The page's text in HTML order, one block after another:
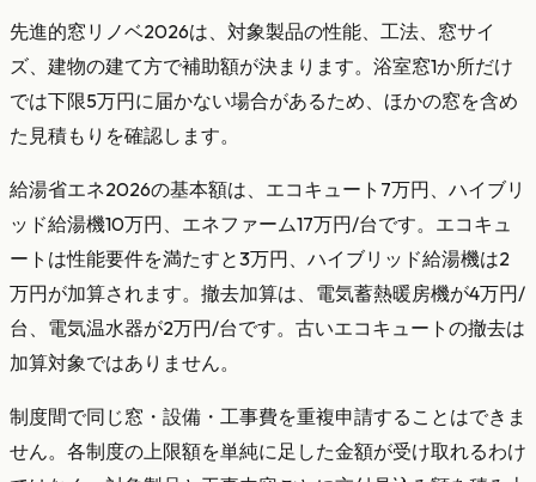
先進的窓リノベ2026は、対象製品の性能、工法、窓サイ
ズ、建物の建て方で補助額が決まります。浴室窓1か所だけ
では下限5万円に届かない場合があるため、ほかの窓を含め
た見積もりを確認します。
給湯省エネ2026の基本額は、エコキュート7万円、ハイブリ
ッド給湯機10万円、エネファーム17万円/台です。エコキュ
ートは性能要件を満たすと3万円、ハイブリッド給湯機は2
万円が加算されます。撤去加算は、電気蓄熱暖房機が4万円/
台、電気温水器が2万円/台です。古いエコキュートの撤去は
加算対象ではありません。
制度間で同じ窓・設備・工事費を重複申請することはできま
せん。各制度の上限額を単純に足した金額が受け取れるわけ